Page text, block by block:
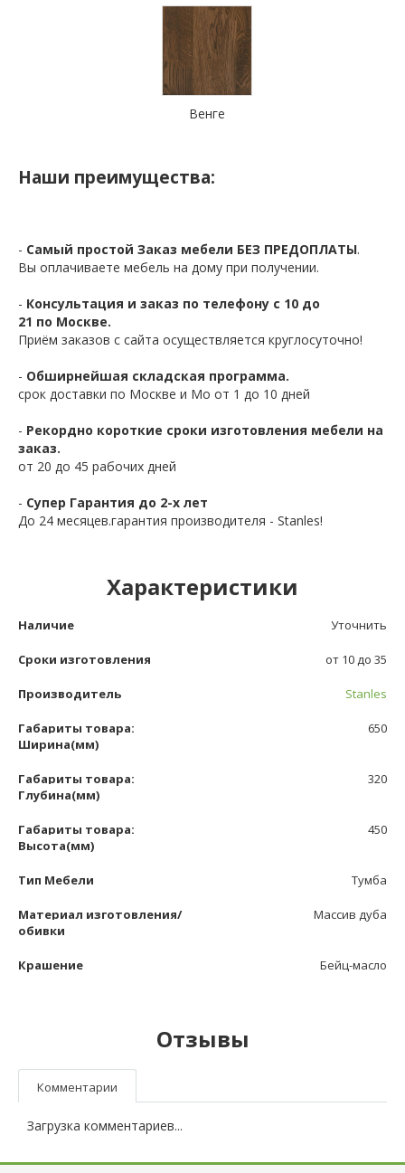
Венге
Наши преимущества:
- Самый простой Заказ мебели БЕЗ ПРЕДОПЛАТЫ.
Вы оплачиваете мебель на дому при получении.
- Консультация и заказ по телефону с 10 до
21 по Москве.
Приём заказов с сайта осуществляется круглосуточно!
- Обширнейшая складская программа.
срок доставки по Москве и Мо от 1 до 10 дней
- Рекордно короткие сроки изготовления мебели на
заказ.
от 20 до 45 рабочих дней
- Супер Гарантия до 2-х лет
До 24 месяцев.гарантия производителя - Stanles!
Характеристики
Наличие Уточнить
Сроки изготовления от 10 до 35
Производитель Stanles
Габариты товара:
Ширина(мм)
650
Габариты товара:
Глубина(мм)
320
Габариты товара:
Высота(мм)
450
Тип Мебели Тумба
Материал изготовления/
обивки
Массив дуба
Крашение Бейц-масло
Отзывы
Комментарии
Загрузка комментариев...